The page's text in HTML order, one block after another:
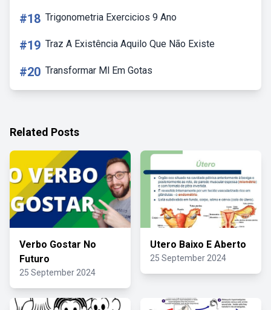
#18 Trigonometria Exercicios 9 Ano
#19 Traz A Existência Aquilo Que Não Existe
#20 Transformar Ml Em Gotas
Related Posts
Verbo Gostar No
Futuro
25 September 2024
Utero Baixo E Aberto
25 September 2024